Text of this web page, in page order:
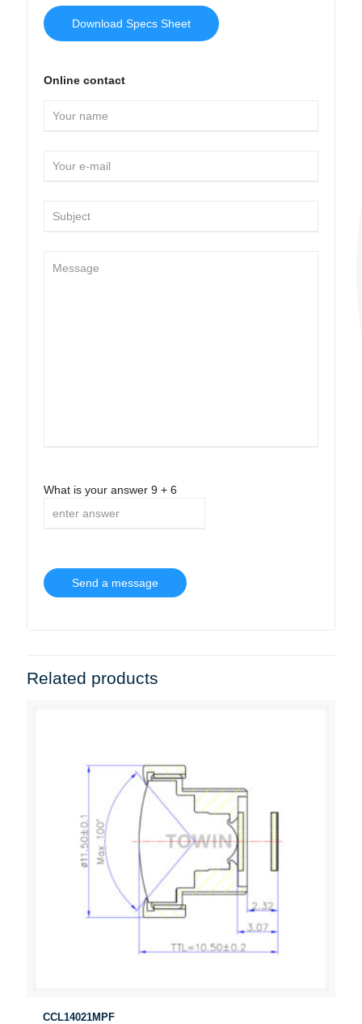
Download Specs Sheet
Online contact
What is your answer 9 + 6
Related products
CCL14021MPF